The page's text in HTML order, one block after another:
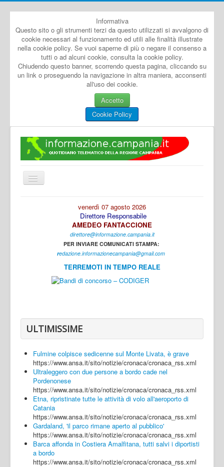
Informativa
Questo sito o gli strumenti terzi da questo utilizzati si avvalgono di
cookie necessari al funzionamento ed utili alle finalità illustrate
nella cookie policy. Se vuoi saperne di più o negare il consenso a
tutti o ad alcuni cookie, consulta la cookie policy.
Chiudendo questo banner, scorrendo questa pagina, cliccando su
un link o proseguendo la navigazione in altra maniera, acconsenti
all'uso dei cookie.
Accetto
Cookie Policy
Cambia
navigazione
Caserta
Napoli
Salerno
Login
venerdì 07 agosto 2026
Direttore Responsabile
AMEDEO FANTACCIONE
direttore@informazione.campania.it
PER INVIARE COMUNICATI STAMPA:
redazione.informazionecampania@gmail.com
TERREMOTI IN TEMPO REALE
ULTIMISSIME
Fulmine colpisce sedicenne sul Monte Livata, è grave
https://www.ansa.it/sito/notizie/cronaca/cronaca_rss.xml
Ultraleggero con due persone a bordo cade nel
Pordenonese
https://www.ansa.it/sito/notizie/cronaca/cronaca_rss.xml
Etna, ripristinate tutte le attività di volo all'aeroporto di
Catania
https://www.ansa.it/sito/notizie/cronaca/cronaca_rss.xml
Gardaland, 'il parco rimane aperto al pubblico'
https://www.ansa.it/sito/notizie/cronaca/cronaca_rss.xml
Barca affonda in Costiera Amalfitana, tutti salvi i diportisti
a bordo
https://www.ansa.it/sito/notizie/cronaca/cronaca_rss.xml